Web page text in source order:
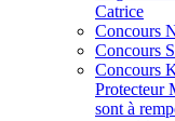
Catrice
Concours
Concours
Concours
Protecteur
sont à